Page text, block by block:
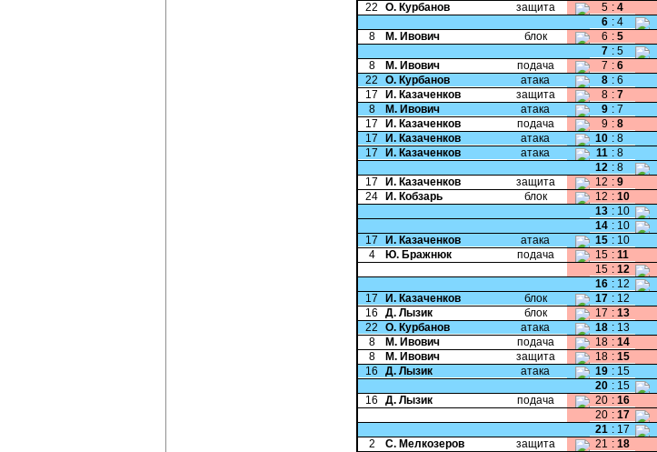
22
О. Курбанов защита 5 : 4
6 : 4
8
М. Ивович блок 6 : 5
7 : 5
8
М. Ивович подача 7 : 6
22
О. Курбанов атака 8 : 6
17
И. Казаченков защита 8 : 7
8
М. Ивович атака 9 : 7
17
И. Казаченков подача 9 : 8
17
И. Казаченков атака 10 : 8
17
И. Казаченков атака 11 : 8
12 : 8
17
И. Казаченков защита 12 : 9
24
И. Кобзарь блок 12 : 10
13 : 10
14 : 10
17
И. Казаченков атака 15 : 10
4
Ю. Бражнюк подача 15 : 11
15 : 12
16 : 12
17
И. Казаченков блок 17 : 12
16
Д. Лызик блок 17 : 13
22
О. Курбанов атака 18 : 13
8
М. Ивович подача 18 : 14
8
М. Ивович защита 18 : 15
16
Д. Лызик атака 19 : 15
20 : 15
16
Д. Лызик подача 20 : 16
20 : 17
21 : 17
2
С. Мелкозеров защита 21 : 18